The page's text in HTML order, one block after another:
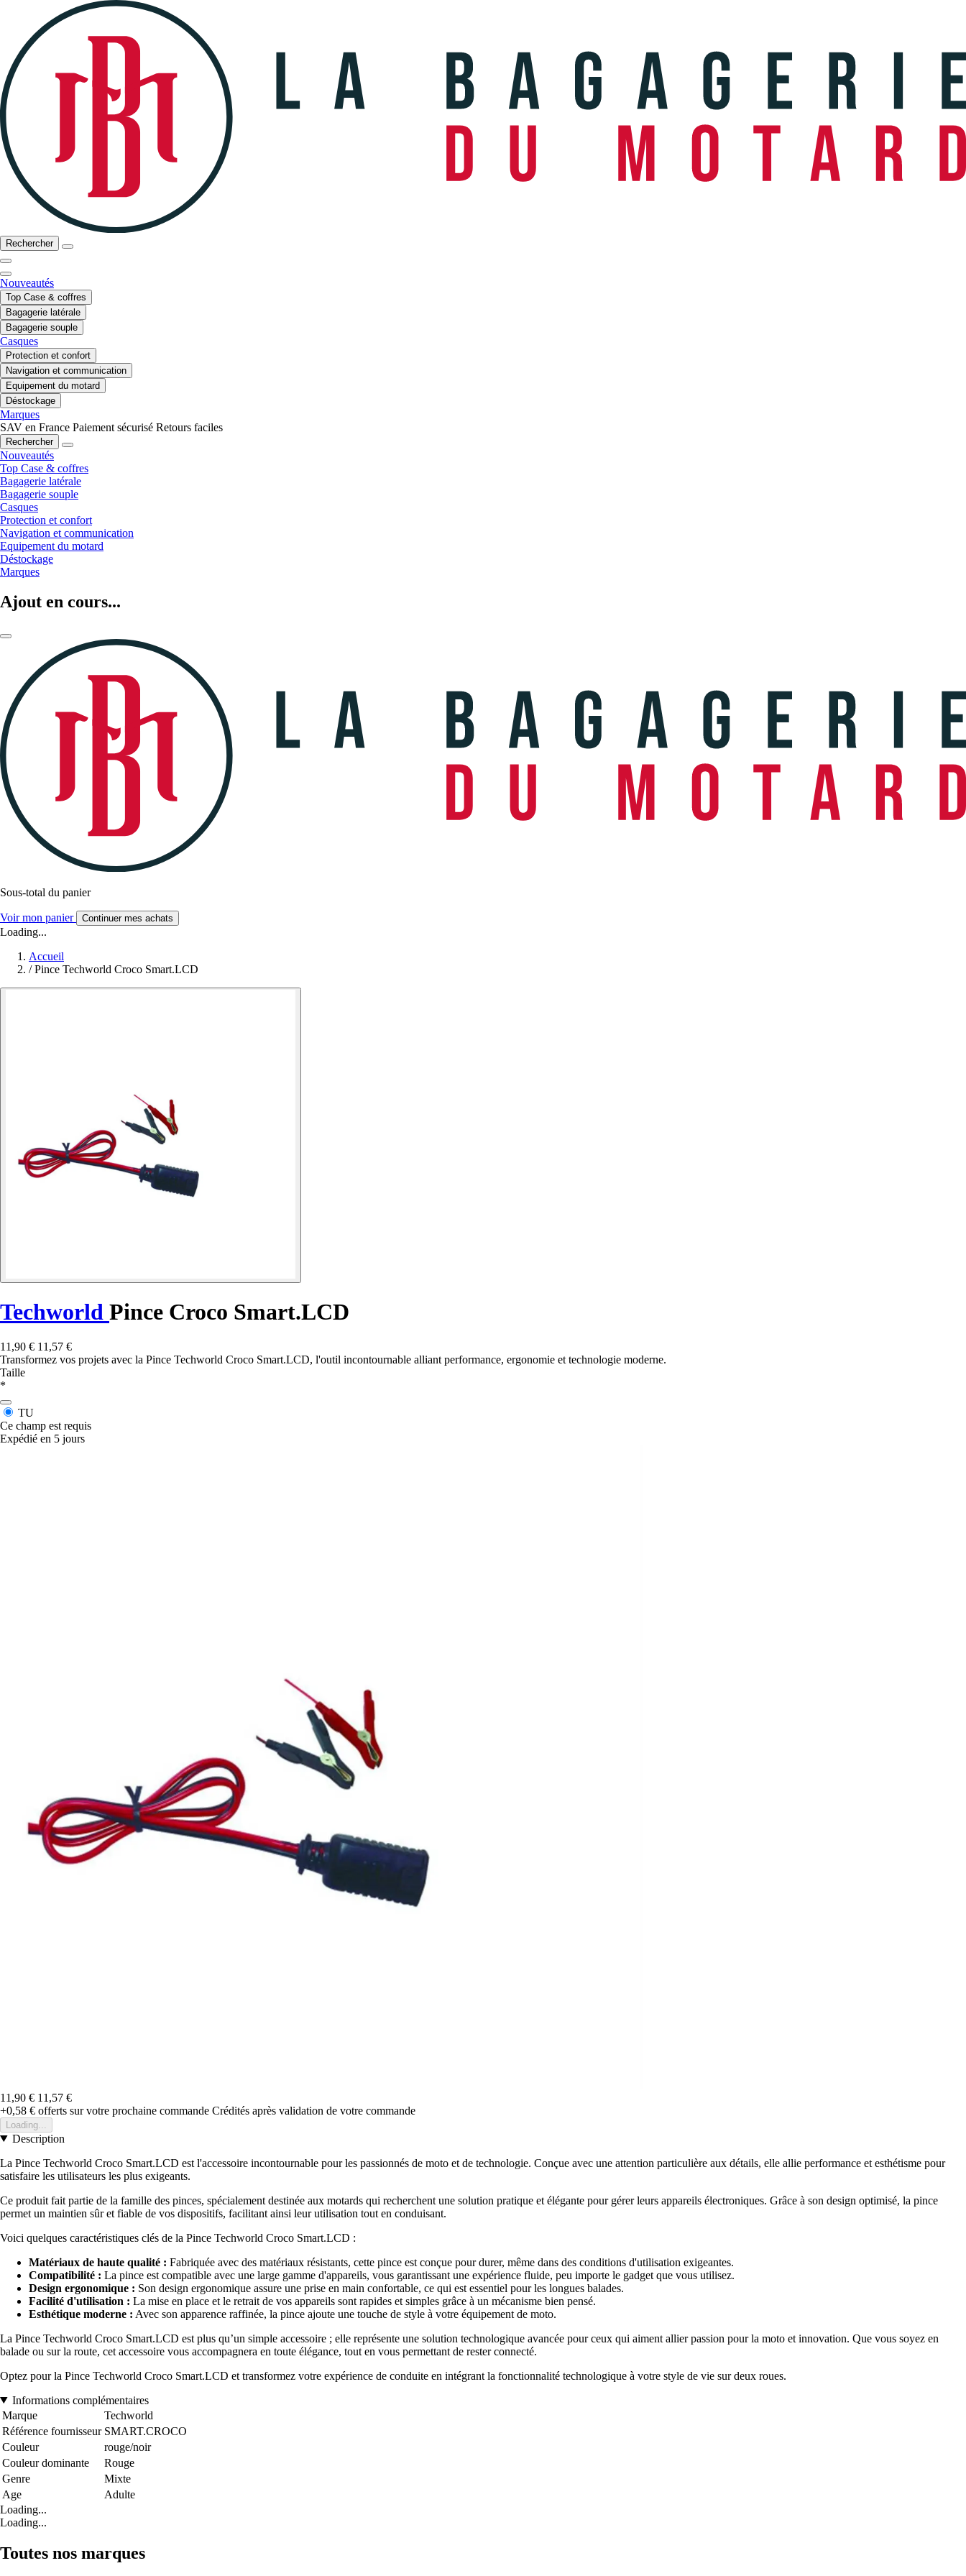
Rechercher
Nouveautés
Top Case & coffres
Bagagerie latérale
Bagagerie souple
Casques
Protection et confort
Navigation et communication
Equipement du motard
Déstockage
Marques
SAV en France Paiement sécurisé Retours faciles
Rechercher
Nouveautés
Top Case & coffres
Bagagerie latérale
Bagagerie souple
Casques
Protection et confort
Navigation et communication
Equipement du motard
Déstockage
Marques
Ajout en cours...
Sous-total du panier
Voir mon panier Continuer mes achats
Loading...
Accueil
/ Pince Techworld Croco Smart.LCD
Techworld Pince Croco Smart.LCD
11,90 € 11,57 €
Transformez vos projets avec la Pince Techworld Croco Smart.LCD, l'outil incontournable alliant performance, ergonomie et technologie moderne.
Taille
*
TU
Ce champ est requis
Expédié en 5 jours
11,90 € 11,57 €
+0,58 € offerts sur votre prochaine commande Crédités après validation de votre commande
Loading...
Description
La Pince Techworld Croco Smart.LCD est l'accessoire incontournable pour les passionnés de moto et de technologie. Conçue avec une attention particulière aux détails, elle allie performance et esthétisme pour
satisfaire les utilisateurs les plus exigeants.
Ce produit fait partie de la famille des pinces, spécialement destinée aux motards qui recherchent une solution pratique et élégante pour gérer leurs appareils électroniques. Grâce à son design optimisé, la pince
permet un maintien sûr et fiable de vos dispositifs, facilitant ainsi leur utilisation tout en conduisant.
Voici quelques caractéristiques clés de la Pince Techworld Croco Smart.LCD :
Matériaux de haute qualité : Fabriquée avec des matériaux résistants, cette pince est conçue pour durer, même dans des conditions d'utilisation exigeantes.
Compatibilité : La pince est compatible avec une large gamme d'appareils, vous garantissant une expérience fluide, peu importe le gadget que vous utilisez.
Design ergonomique : Son design ergonomique assure une prise en main confortable, ce qui est essentiel pour les longues balades.
Facilité d'utilisation : La mise en place et le retrait de vos appareils sont rapides et simples grâce à un mécanisme bien pensé.
Esthétique moderne : Avec son apparence raffinée, la pince ajoute une touche de style à votre équipement de moto.
La Pince Techworld Croco Smart.LCD est plus qu’un simple accessoire ; elle représente une solution technologique avancée pour ceux qui aiment allier passion pour la moto et innovation. Que vous soyez en
balade ou sur la route, cet accessoire vous accompagnera en toute élégance, tout en vous permettant de rester connecté.
Optez pour la Pince Techworld Croco Smart.LCD et transformez votre expérience de conduite en intégrant la fonctionnalité technologique à votre style de vie sur deux roues.
Informations complémentaires
Marque
Techworld
Référence fournisseur SMART.CROCO
Couleur
rouge/noir
Couleur dominante
Rouge
Genre
Mixte
Age
Adulte
Loading...
Loading...
Toutes nos marques